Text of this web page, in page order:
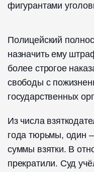
фигурантами
Полицейский
назначить ему
более строгое
свободы с
государственных
Из числа
года тюрьмы, один
суммы взятки. В
прекратили. Суд